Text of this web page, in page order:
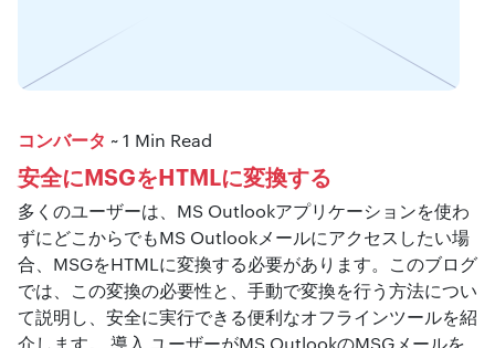
コンバータ ~ 1 Min Read
安全にMSGをHTMLに変換する
多くのユーザーは、MS Outlookアプリケーションを使わ
ずにどこからでもMS Outlookメールにアクセスしたい場
合、MSGをHTMLに変換する必要があります。このブログ
では、この変換の必要性と、手動で変換を行う方法につい
て説明し、安全に実行できる便利なオフラインツールを紹
介します。 導入 ユーザーがMS OutlookのMSGメールを